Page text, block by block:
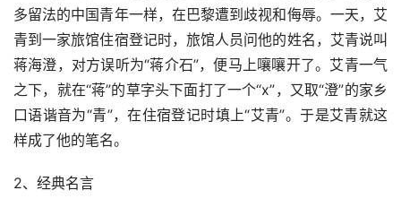
多留法的中国青年一样，在巴黎遭到歧视和侮辱。一天，艾
青到一家旅馆住宿登记时，旅馆人员问他的姓名，艾青说叫
蒋海澄，对方误听为“蒋介石”，便马上嚷嚷开了。艾青一气
之下，就在“蒋”的草字头下面打了一个“x”，又取“澄”的家乡
口语谐音为“青”，在住宿登记时填上“艾青”。于是艾青就这
样成了他的笔名。
2、经典名言